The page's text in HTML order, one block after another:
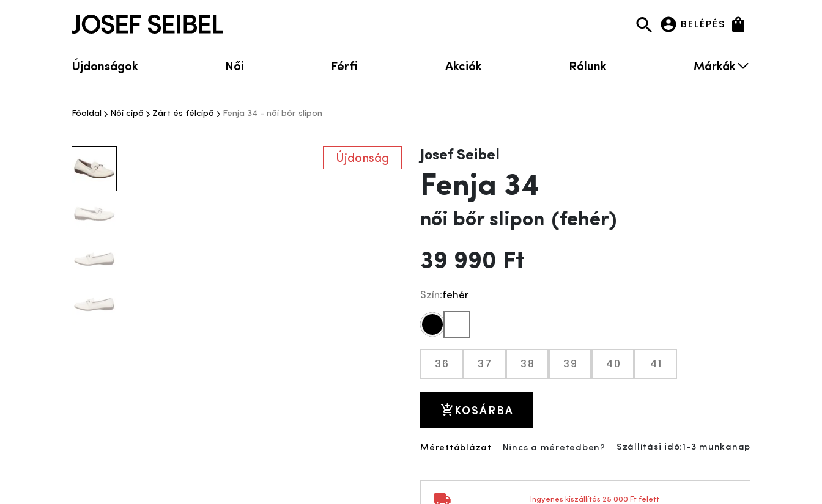
Josef Seibel Webshop BELÉPÉS
Újdonságok Női Férfi Akciók Rólunk Márkák
Főoldal Női cipő Zárt és félcipő Fenja 34 - női bőr slipon
Újdonság Josef Seibel
Fenja 34
női bőr slipon (fehér)
39 990 Ft
Szín:fehér
fekete
36 37 38 39 40 41
KOSÁRBA
Mérettáblázat Nincs a méretedben? Szállítási idő:1-3 munkanap
Ingyenes kiszállítás 25 000 Ft felett